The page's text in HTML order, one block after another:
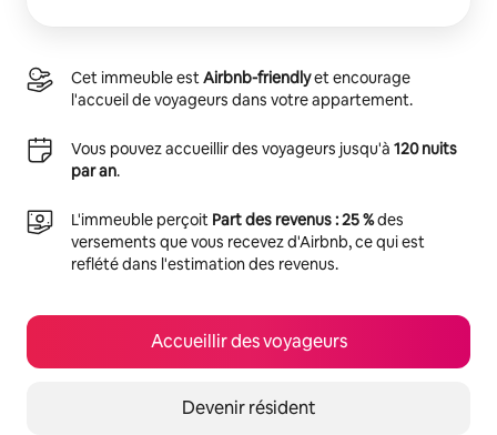
Cet immeuble estAirbnb-friendlyet encourage
l'accueil de voyageurs dans votre appartement.
Vous pouvez accueillir des voyageurs jusqu'à 120 nuits
par an.
L'immeuble perçoit Part des revenus : 25 %des
versements que vous recevez d'Airbnb, ce qui est
reflété dans l'estimation des revenus.
Accueillir des voyageurs
Devenir résident